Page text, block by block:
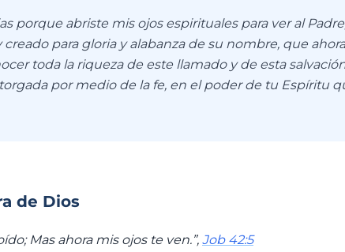
porque abriste mis ojos espirituales para ver al
para gloria y alabanza de su nombre, que
toda la riqueza de este llamado y de esta
por medio de la fe, en el poder de tu Espíritu
de Dios
Mas ahora mis ojos te ven.”, Job 42:5